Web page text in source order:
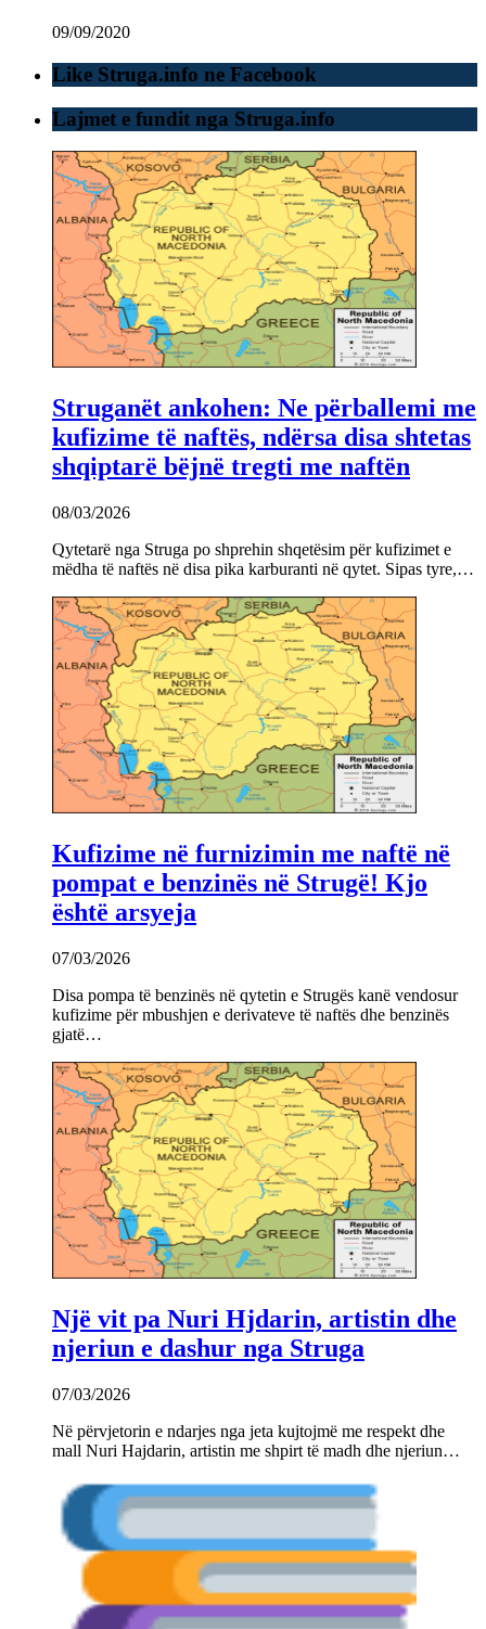
09/09/2020
Like Struga.info ne Facebook
Lajmet e fundit nga Struga.info
Struganët ankohen: Ne përballemi me
kufizime të naftës, ndërsa disa shtetas
shqiptarë bëjnë tregti me naftën
08/03/2026
Qytetarë nga Struga po shprehin shqetësim për kufizimet e
mëdha të naftës në disa pika karburanti në qytet. Sipas tyre,…
Kufizime në furnizimin me naftë në
pompat e benzinës në Strugë! Kjo
është arsyeja
07/03/2026
Disa pompa të benzinës në qytetin e Strugës kanë vendosur
kufizime për mbushjen e derivateve të naftës dhe benzinës
gjatë…
Një vit pa Nuri Hjdarin, artistin dhe
njeriun e dashur nga Struga
07/03/2026
Në përvjetorin e ndarjes nga jeta kujtojmë me respekt dhe
mall Nuri Hajdarin, artistin me shpirt të madh dhe njeriun…